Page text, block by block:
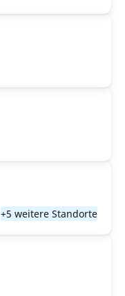
+5 weitere Standorte